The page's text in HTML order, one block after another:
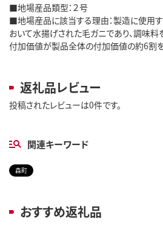
■地場産品類型：２号
■地場産品に該当する理由：製造に使用
おいて水揚げされた毛ガニであり、調味料
付加価値が製品全体の付加価値の約6割
返礼品レビュー
投稿されたレビューは0件です。
関連キーワード
森町
おすすめ返礼品